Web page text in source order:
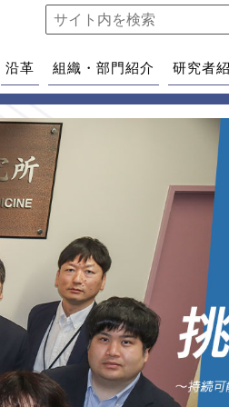
沿革 組織・部門紹介 研究者